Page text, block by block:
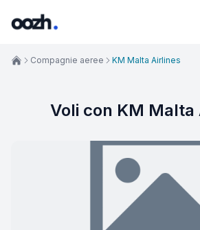
Voli con KM Malta
Compagnie aeree KM Malta Airlines